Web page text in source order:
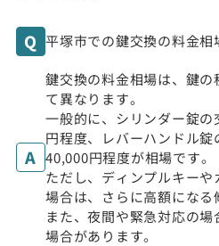
平塚市での鍵交換の料金相
鍵交換の料金相場は、鍵
て異なります。
一般的に、シリンダー錠
円程度、レバーハンドル
40,000円程度が相場です。
ただし、ディンプルキー
場合は、さらに高額になる
また、夜間や緊急対応の
場合があります。